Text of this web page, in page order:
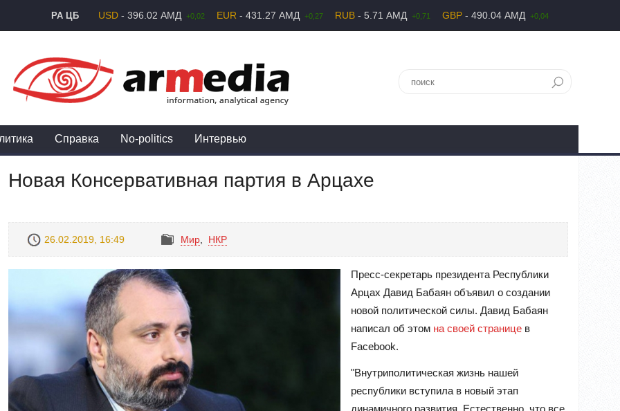
РА ЦБ USD - 396.02 АМД +0,02 EUR - 431.27 АМД +0,27 RUB - 5.71 АМД +0,71 GBP - 490.04 АМД +0,04
Справка No-politics Интервью
Новая Консервативная партия в Арцахе
26.02.2019, 16:49 Mир НКР
Пресс-секретарь президента Республики
Арцах Давид Бабаян объявил о создании
новой политической силы. Давид Бабаян
написал об этом на своей странице в
Facebook.
"Внутриполитическая жизнь нашей
республики вступила в новый этап
динамичного развития. Естественно, что все